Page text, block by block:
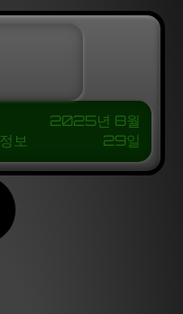
보
2025년 8월
29일